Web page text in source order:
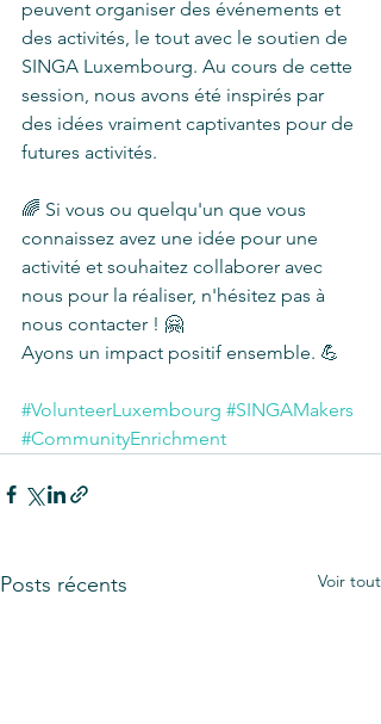
peuvent organiser des événements et
des activités, le tout avec le soutien de
SINGA Luxembourg. Au cours de cette
session, nous avons été inspirés par
des idées vraiment captivantes pour de
futures activités.
🌈 Si vous ou quelqu'un que vous
connaissez avez une idée pour une
activité et souhaitez collaborer avec
nous pour la réaliser, n'hésitez pas à
nous contacter ! 🤗
Ayons un impact positif ensemble. 💪
#VolunteerLuxembourg #SINGAMakers
#CommunityEnrichment
Posts récents Voir tout